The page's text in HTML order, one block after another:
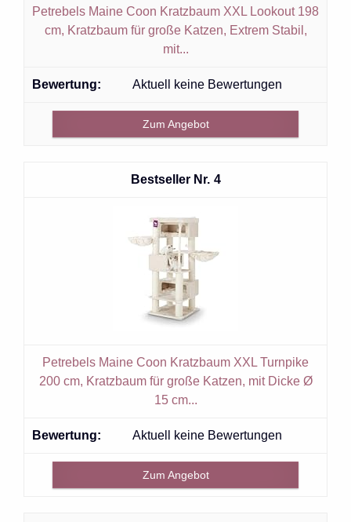
Petrebels Maine Coon Kratzbaum XXL Lookout 198
cm, Kratzbaum für große Katzen, Extrem Stabil,
mit...
Aktuell keine Bewertungen
Zum Angebot
4
Petrebels Maine Coon Kratzbaum XXL Turnpike
200 cm, Kratzbaum für große Katzen, mit Dicke Ø
15 cm...
Aktuell keine Bewertungen
Zum Angebot